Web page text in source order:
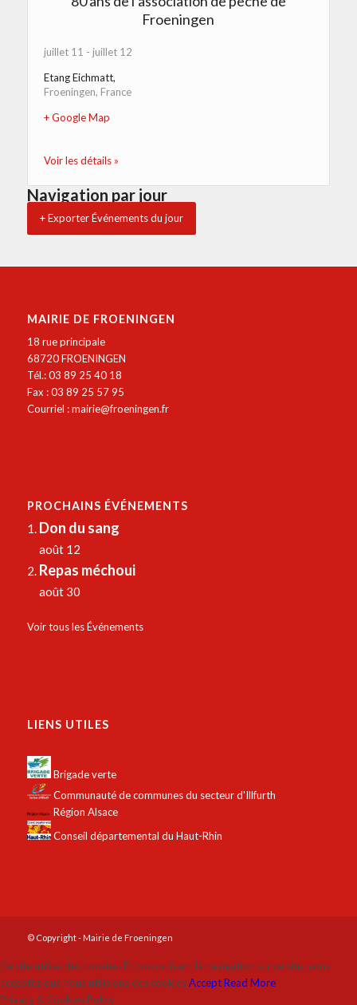
Froeningen
juillet 11 - juillet 12
Etang Eichmatt,
Froeningen, France
+ Google Map
Voir les détails »
Navigation par jour
+ Exporter Événements du jour
MAIRIE DE FROENINGEN
18 rue principale
68720 FROENINGEN
Tél.: 03 89 25 40 18
Fax : 03 89 25 57 95
Courriel :mairie@froeningen.fr
PROCHAINS ÉVÉNEMENTS
Don du sang
août 12
Repas méchoui
août 30
Voir tous les Événements
LIENS UTILES
Brigade verte
Communauté de communes du secteur d'Illfurth
Région Alsace
Conseil départemental du Haut-Rhin
© Copyright - Mairie de Froeningen
Ce site utilise des cookies. En poursuivant la navigation sur ce site, vous
acceptez que nous utilisions des cookies.AcceptRead More
Privacy & Cookies Policy